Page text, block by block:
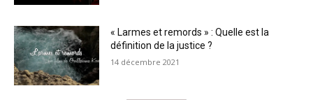
« Larmes et remords » : Quelle est la
définition de la justice ?
14 décembre 2021